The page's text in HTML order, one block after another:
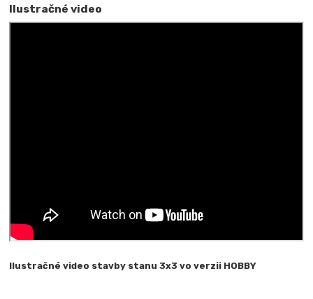
Ilustračné video
Ilustračné video stavby stanu 3x3 vo verzii HOBBY